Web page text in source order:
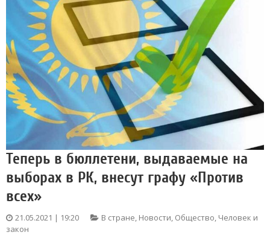
Теперь в бюллетени, выдаваемые на
выборах в РК, внесут графу «Против
всех»
21.05.2021 | 19:20 В стране, Новости, Общество, Человек и
закон